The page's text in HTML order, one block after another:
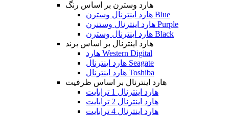
هارد وسترن بر اساس رنگ
هارد اینترنال وسترن Blue
هارد اینترنال وستنرن Purple
هارد اینترنال وسترن Black
هارد اینترنال بر اساس برند
هارد Western Digital
هارد اینترنال Seagate
هارد اینترنال Toshiba
هارد اینترنال بر اساس ظرفیت
هارد اینترنال 1 ترابایت
هارد اینترنال 2 ترابایت
هارد اینترنال 4 ترابایت